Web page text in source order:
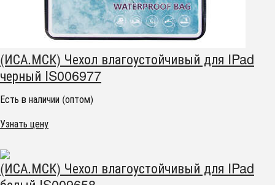
(ИСА.МСК) Чехол влагоустойчивый для IPad
черный IS006977
Есть в наличии (оптом)
Узнать цену
(ИСА.МСК) Чехол влагоустойчивый для IPad